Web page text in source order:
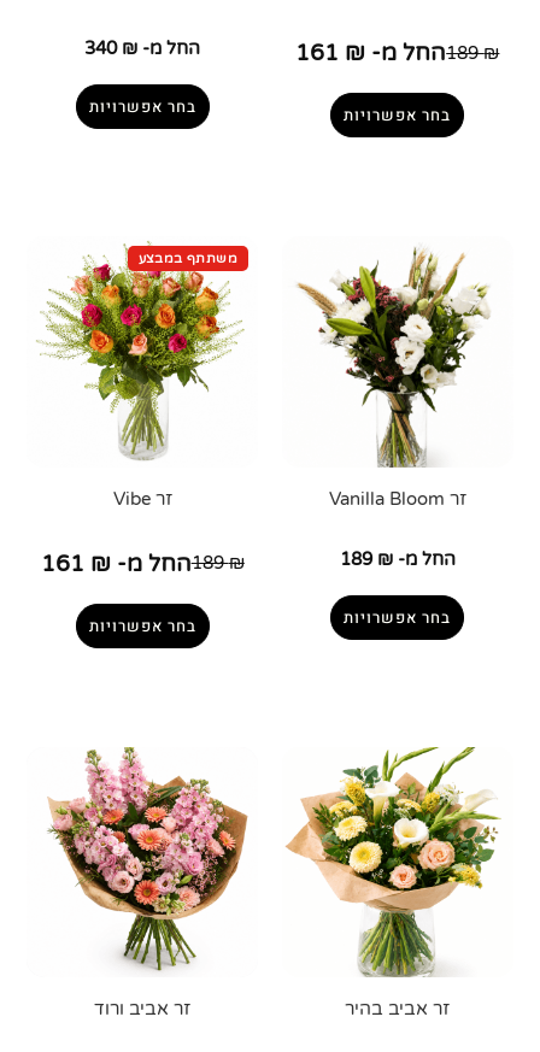
189₪ החל מ- 161 ₪
בחר אפשרויות
החל מ- 340 ₪
בחר אפשרויות
זר Vanilla Bloom
החל מ- 189 ₪
בחר אפשרויות
זר Vibe
189₪ החל מ- 161 ₪
בחר אפשרויות
זר אביב בהיר זר אביב ורוד